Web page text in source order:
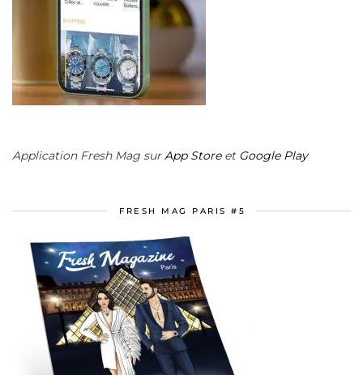
Application Fresh Mag sur App Storeet Google Play
FRESH MAG PARIS #5